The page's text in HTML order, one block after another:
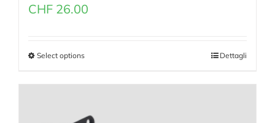
CHF 26.00
Select options Dettagli